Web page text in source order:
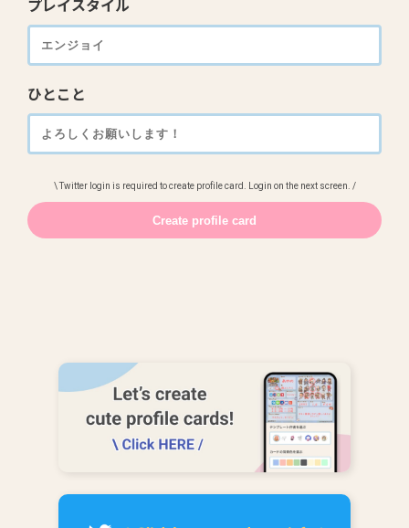
プレイスタイル
ひとこと
\ Twitter login is required to create profile card. Login on the next screen. /